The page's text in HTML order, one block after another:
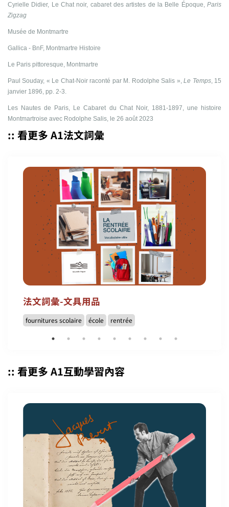
Cyrielle Didier, Le Chat noir, cabaret des artistes de la Belle Époque, Paris
Zigzag
Musée de Montmartre
Gallica - BnF, Montmartre Histoire
Le Paris pittoresque, Montmartre
Paul Souday, « Le Chat-Noir raconté par M. Rodolphe Salis »,Le Temps, 15
janvier 1896, pp. 2-3.
Les Nautes de Paris, Le Cabaret du Chat Noir, 1881-1897, une histoire
Montmartroise avec Rodolphe Salis, le 26 août 2023
:: 看更多 A1法文詞彙
法文詞彙-文具用品
fournitures scolaire école rentrée
:: 看更多 A1互動學習內容